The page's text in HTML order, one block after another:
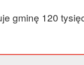
gminę 120